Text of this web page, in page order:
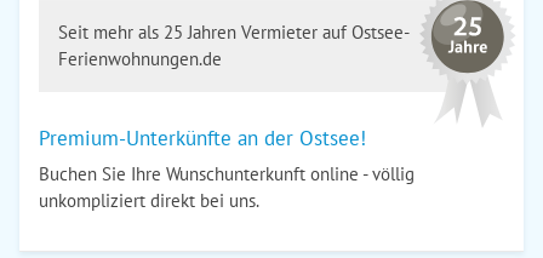
Seit mehr als 25 Jahren Vermieter auf Ostsee-
Ferienwohnungen.de
Premium-Unterkünfte an der Ostsee!
Buchen Sie Ihre Wunschunterkunft online - völlig
unkompliziert direkt bei uns.